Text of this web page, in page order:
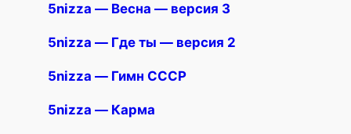
5nizza — Весна — версия 3
5nizza — Где ты — версия 2
5nizza — Гимн СССР
5nizza — Карма